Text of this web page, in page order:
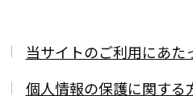
当サイトのご利用にあた
個人情報の保護に関する